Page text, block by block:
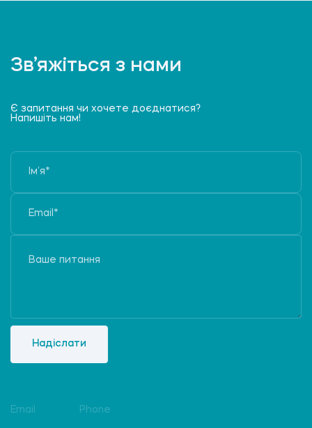
Зв’яжіться з нами
Є запитання чи хочете доєднатися?
Напишіть нам!
Надіслати
Email Phone